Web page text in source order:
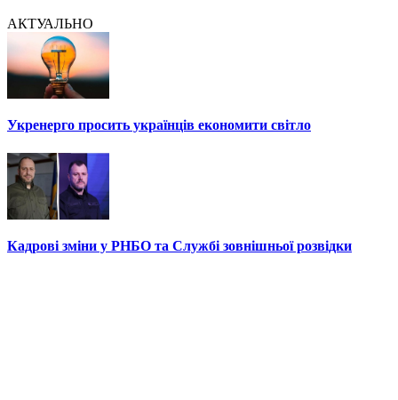
АКТУАЛЬНО
Укренерго просить українців економити світло
Кадрові зміни у РНБО та Службі зовнішньої розвідки